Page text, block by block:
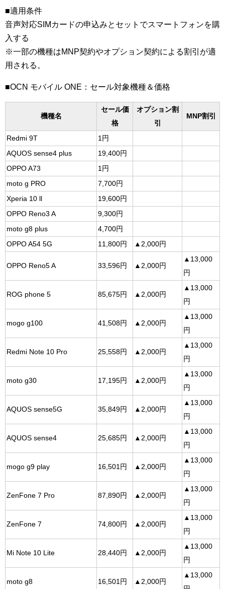
■適用条件
音声対応SIMカードの申込みとセットでスマートフォンを購
入する
※一部の機種はMNP契約やオプション契約による割引が適
用される。
■OCN モバイル ONE：セール対象機種＆価格
機種名
セール価
格
オプション割
引
MNP割引
Redmi 9T
1円
AQUOS sense4 plus
19,400円
OPPO A73
1円
moto g PRO
7,700円
Xperia 10 ll
19,600円
OPPO Reno3 A
9,300円
moto g8 plus
4,700円
OPPO A54 5G
11,800円 ▲2,000円
OPPO Reno5 A 33,596円 ▲2,000円
▲13,000
円
ROG phone 5 85,675円 ▲2,000円
▲13,000
円
mogo g100 41,508円 ▲2,000円
▲13,000
円
Redmi Note 10 Pro 25,558円 ▲2,000円
▲13,000
円
moto g30 17,195円 ▲2,000円
▲13,000
円
AQUOS sense5G 35,849円 ▲2,000円
▲13,000
円
AQUOS sense4 25,685円 ▲2,000円
▲13,000
円
mogo g9 play 16,501円 ▲2,000円
▲13,000
円
ZenFone 7 Pro 87,890円 ▲2,000円
▲13,000
円
ZenFone 7 74,800円 ▲2,000円
▲13,000
円
Mi Note 10 Lite 28,440円 ▲2,000円
▲13,000
円
moto g8 16,501円 ▲2,000円
▲13,000